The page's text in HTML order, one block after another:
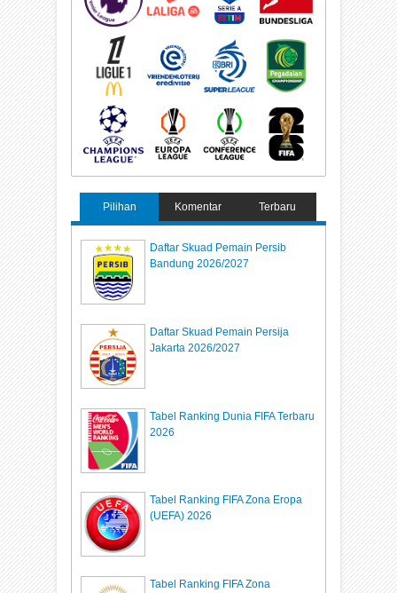
Pilihan Komentar Terbaru
Daftar Skuad Pemain Persib
Bandung 2026/2027
Daftar Skuad Pemain Persija
Jakarta 2026/2027
Tabel Ranking Dunia FIFA Terbaru
2026
Tabel Ranking FIFA Zona Eropa
(UEFA) 2026
Tabel Ranking FIFA Zona